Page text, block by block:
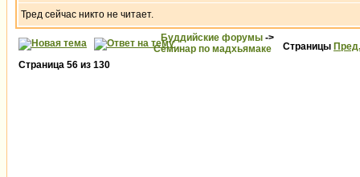
Тред сейчас никто не читает.
Буддийские форумы ->
Семинар по мадхьямаке
Страницы Пред.
Страница 56 из 130